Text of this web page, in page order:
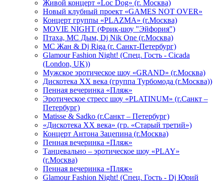
Живой концерт «Loc Dog» (г. Москва)
Новый клубный проект «GAMES NOT OVER»
Концерт группы «PLAZMA» (г.Москва)
MOVIE NIGHT (Фрик-шоу "Эйфория")
Птаха, МС Дым, Dj Nik One (г.Москва)
МС Жан & Dj Riga (г. Санкт-Петербург)
Glamour Fashion Night! (Спец. Гость - Cicada
(London, UK))
Мужское эротическое шоу «GRAND» (г.Москва)
Дискотека XX века (группа Турбомода (г.Москва))
Пенная вечеринка «Пляж»
Эротическое стресс шоу «PLATINUM» (г.Санкт –
Петербург)
Matisse & Sadko (г.Санкт – Петербург)
«Дискотека ХХ века» (гр. «Старый третий»)
Концерт Антона Зацепина (г.Москва)
Пенная вечеринка «Пляж»
Танцевально – эротическое шоу «PLAY»
(г.Москва)
Пенная вечеринка «Пляж»
Glamour Fashion Night! (Спец. Гость - Dj Юрий